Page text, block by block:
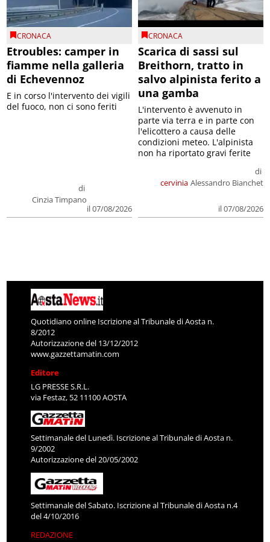
CRONACA
Etroubles: camper in
fiamme nella galleria
di Echevennoz
di
Cinzia Timpano
il 07/08/2026
E in corso l'intervento dei vigili
del fuoco, non ci sono feriti
CRONACA
Scarica di sassi sul
Breithorn, tratto in
salvo alpinista ferito a
una gamba
cervinia
di
Alessandro Bianchet
il 07/08/2026
L'intervento è avvenuto in
parte via terra e in parte con
l'elicottero a causa delle
condizioni meteo. L'alpinista
non ha riportato gravi ferite
Quotidiano online Iscrizione al Tribunale di Aosta n.
8/2012
Autorizzazione del 13/12/2012
www.gazzettamatin.com
Editore
LG PRESSE S.R.L.
via Festaz, 52 11100 AOSTA
Settimanale del Lunedì. Iscrizione al Tribunale di Aosta n.
9/2002
Autorizzazione del 20/05/2002
Settimanale del Sabato. Iscrizione al Tribunale di Aosta n.4
del 4/10/2016
REDAZIONE